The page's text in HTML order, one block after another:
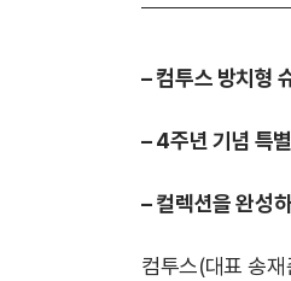
–컴투스 방치형
–4주년 기념 특
–컬렉션을 완성
컴투스(대표 송